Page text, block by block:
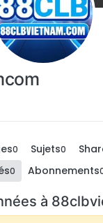
0 Sujets0
0 Abonnements
à